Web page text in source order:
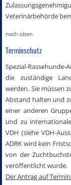
Veterinärbehörde
nach oben
Terminschutz
Spezial-
die zuständige
werden. Sie müssen
Abstand halten und
einer anderen
und zu
VDH (siehe VDH-
ADRK wird kein
von der
veröffentlicht wurde.
Der Antrag auf